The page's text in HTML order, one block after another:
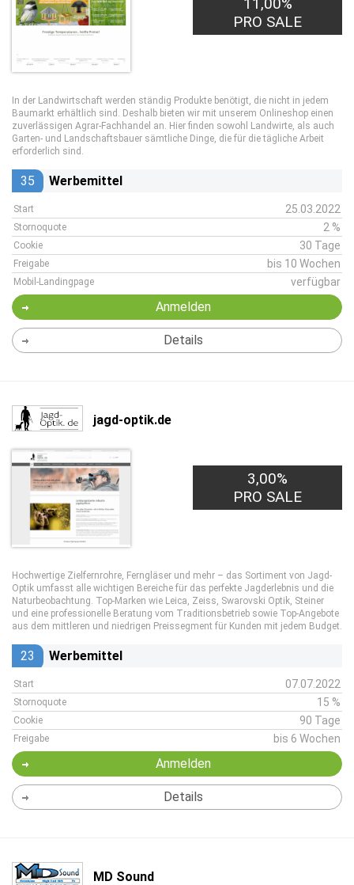
PRO SALE
In der Landwirtschaft werden ständig Produkte benötigt, die nicht in jedem
Baumarkt erhältlich sind. Deshalb bieten wir mit unserem Onlineshop einen
zuverlässigen Agrar-Fachhandel an. Hier finden sowohl Landwirte, als auch
Garten- und Landschaftsbauer sämtliche Dinge, die für die tägliche Arbeit
erforderlich sind.
35 Werbemittel
Start 25.03.2022
Stornoquote 2 %
Cookie 30 Tage
Freigabe bis 10 Wochen
Mobil-Landingpage verfügbar
Anmelden
Details
jagd-optik.de
3,00%
PRO SALE
Hochwertige Zielfernrohre, Ferngläser und mehr – das Sortiment von Jagd-
Optik umfasst alle wichtigen Bereiche für das perfekte Jagderlebnis und die
Naturbeobachtung. Top-Marken wie Leica, Zeiss, Swarovski Optik, Steiner
und eine professionelle Beratung vom Traditionsbetrieb sowie Top-Angebote
aus dem mittleren und niedrigen Preissegment für Kunden mit jedem Budget.
23 Werbemittel
Start 07.07.2022
Stornoquote 15 %
Cookie 90 Tage
Freigabe bis 6 Wochen
Anmelden
Details
MD Sound